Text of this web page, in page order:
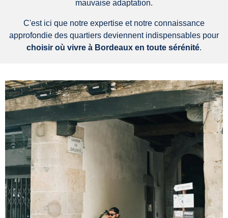
mauvaise adaptation.
C'est ici que notre expertise et notre connaissance
approfondie des quartiers deviennent indispensables pour
choisir où vivre à Bordeaux en toute sérénité.